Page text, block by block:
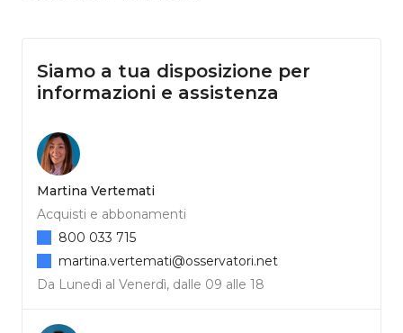
Siamo a tua disposizione per
informazioni e assistenza
Martina Vertemati
Acquisti e abbonamenti
Da Lunedì al Venerdì, dalle 09 alle 18
800 033 715
martina.vertemati@osservatori.net